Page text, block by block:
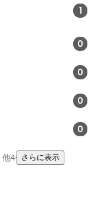
1
0
0
0
0
他4件さらに表示